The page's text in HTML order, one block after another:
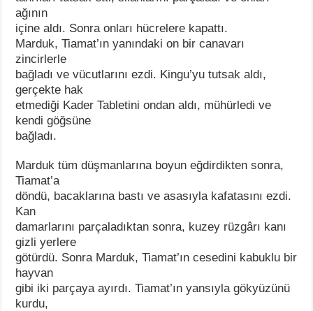
ağının
içine aldı. Sonra onları hücrelere kapattı.
Marduk, Tiamat’ın yanındaki on bir canavarı
zincirlerle
bağladı ve vücutlarını ezdi. Kingu’yu tutsak aldı,
gerçekte hak
etmediği Kader Tabletini ondan aldı, mühürledi ve
kendi göğsüne
bağladı.
Marduk tüm düşmanlarına boyun eğdirdikten sonra,
Tiamat’a
döndü, bacaklarına bastı ve asasıyla kafatasını ezdi.
Kan
damarlarını parçaladıktan sonra, kuzey rüzgârı kanı
gizli yerlere
götürdü. Sonra Marduk, Tiamat’ın cesedini kabuklu bir
hayvan
gibi iki parçaya ayırdı. Tiamat’ın yansıyla gökyüzünü
kurdu,